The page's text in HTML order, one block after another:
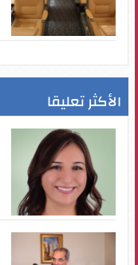
الأكثر تعليقا